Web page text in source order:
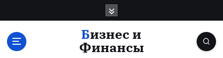
Бизнес и
Финансы